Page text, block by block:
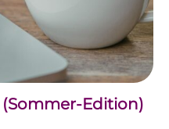
Edition)